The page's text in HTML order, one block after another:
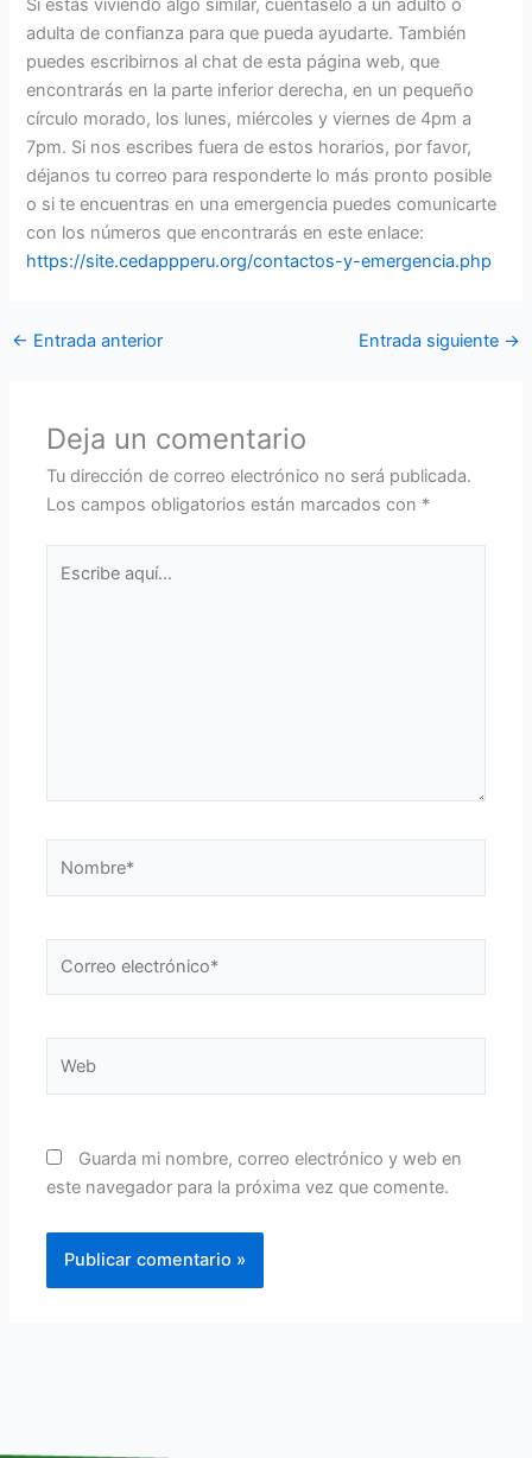
Si estás viviendo algo similar, cuéntaselo a un adulto o
adulta de confianza para que pueda ayudarte. También
puedes escribirnos al chat de esta página web, que
encontrarás en la parte inferior derecha, en un pequeño
círculo morado, los lunes, miércoles y viernes de 4pm a
7pm. Si nos escribes fuera de estos horarios, por favor,
déjanos tu correo para responderte lo más pronto posible
o si te encuentras en una emergencia puedes comunicarte
con los números que encontrarás en este enlace:
https://site.cedappperu.org/contactos-y-emergencia.php
← Entrada anterior Entrada siguiente →
Deja un comentario
Tu dirección de correo electrónico no será publicada.
Los campos obligatorios están marcados con *
Guarda mi nombre, correo electrónico y web en
este navegador para la próxima vez que comente.